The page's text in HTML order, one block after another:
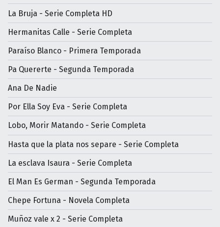
La Bruja - Serie Completa HD
Hermanitas Calle - Serie Completa
Paraíso Blanco - Primera Temporada
Pa Quererte - Segunda Temporada
Ana De Nadie
Por Ella Soy Eva - Serie Completa
Lobo, Morir Matando - Serie Completa
Hasta que la plata nos separe - Serie Completa
La esclava Isaura - Serie Completa
El Man Es German - Segunda Temporada
Chepe Fortuna - Novela Completa
Muñoz vale x 2 - Serie Completa